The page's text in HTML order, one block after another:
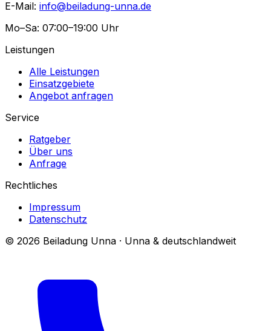
E-Mail: info@beiladung-unna.de
Mo–Sa: 07:00–19:00 Uhr
Leistungen
Alle Leistungen
Einsatzgebiete
Angebot anfragen
Service
Ratgeber
Über uns
Anfrage
Rechtliches
Impressum
Datenschutz
© 2026 Beiladung Unna · Unna & deutschlandweit